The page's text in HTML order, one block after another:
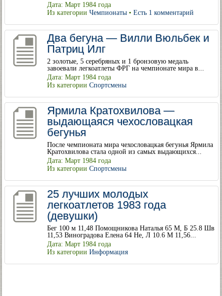
Дата: Март 1984 года
Из категории Чемпионаты • Есть 1 комментарий
Два бегуна — Вилли Вюльбек и
Патриц Илг
2 золотые, 5 серебряных и 1 бронзовую медаль
завоевали легкоатлеты ФРГ на чемпионате мира в...
Дата: Март 1984 года
Из категории Спортсмены
Ярмила Кратохвилова —
выдающаяся чехословацкая
бегунья
После чемпионата мира чехословацкая бегунья Ярмила
Кратохвилова стала одной из самых выдающихся...
Дата: Март 1984 года
Из категории Спортсмены
25 лучших молодых
легкоатлетов 1983 года
(девушки)
Бег 100 м 11,48 Помощникова Наталья 65 М, Б 25.8 Шв
11,53 Виноградова Елена 64 Не, Л 10.6 М 11,56...
Дата: Март 1984 года
Из категории Информация